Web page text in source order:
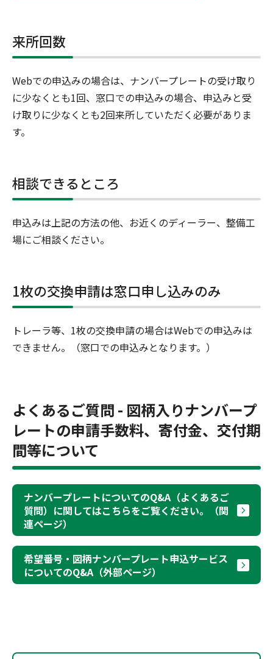
来所回数
Webでの申込みの場合は、ナンバープレートの受け取り
に少なくとも1回、窓口での申込みの場合、申込みと受
け取りに少なくとも2回来所していただく必要がありま
す。
相談できるところ
申込みは上記の方法の他、お近くのディーラー、整備工
場にご相談ください。
1枚の交換申請は窓口申し込みのみ
トレーラ等、1枚の交換申請の場合はWebでの申込みは
できません。（窓口での申込みとなります。）
よくあるご質問 - 図柄入りナンバープ
レートの申請手数料、寄付金、交付期
間等について
ナンバープレートについてのQ&A（よくあるご
質問）に関してはこちらをご覧ください。（関
連ページ）
希望番号・図柄ナンバープレート申込サービス
についてのQ&A（外部ページ）